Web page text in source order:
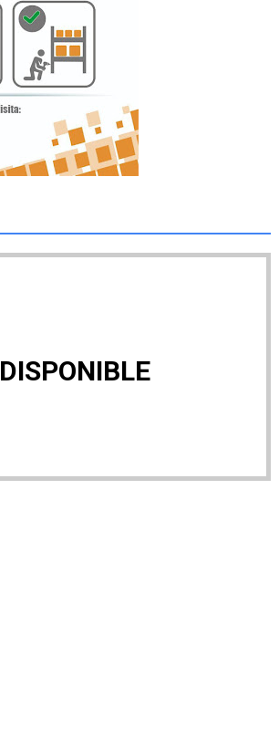
DISPONIBLE